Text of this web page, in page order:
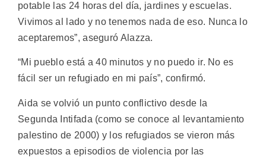
potable las 24 horas del día, jardines y escuelas.
Vivimos al lado y no tenemos nada de eso. Nunca lo
aceptaremos”, aseguró Alazza.
“Mi pueblo está a 40 minutos y no puedo ir. No es
fácil ser un refugiado en mi país”, confirmó.
Aida se volvió un punto conflictivo desde la
Segunda Intifada (como se conoce al levantamiento
palestino de 2000) y los refugiados se vieron más
expuestos a episodios de violencia por las